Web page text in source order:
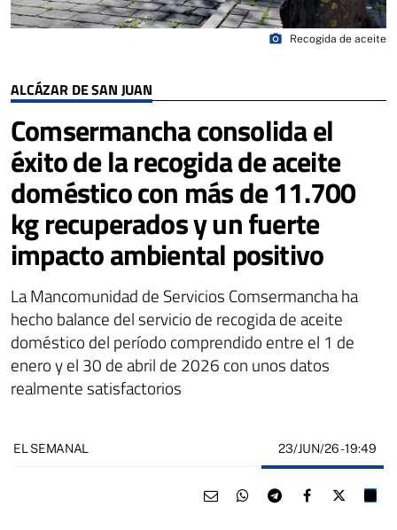
ALCÁZAR DE SAN JUAN
Comsermancha consolida el
éxito de la recogida de aceite
doméstico con más de 11.700
kg recuperados y un fuerte
impacto ambiental positivo
La Mancomunidad de Servicios Comsermancha ha
hecho balance del servicio de recogida de aceite
doméstico del período comprendido entre el 1 de
enero y el 30 de abril de 2026 con unos datos
realmente satisfactorios
photo_camera Recogida de aceite
EL SEMANAL 23/JUN/26- 19:49